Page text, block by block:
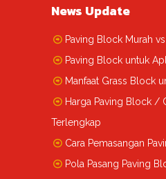
News Update
Paving Block Murah
Paving Block untuk
Manfaat Grass Block
Harga Paving Block /
Terlengkap
Cara Pemasangan
Pola Pasang Paving